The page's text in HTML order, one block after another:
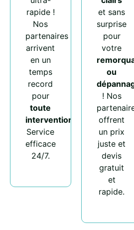
rapide !
Nos
partenaires
arrivent
en un
temps
record
pour
toute
intervention
Service
efficace
24/7.
et sans
surprise
pour
votre
ou
! Nos
offrent
un prix
juste et
devis
gratuit
et
rapide.